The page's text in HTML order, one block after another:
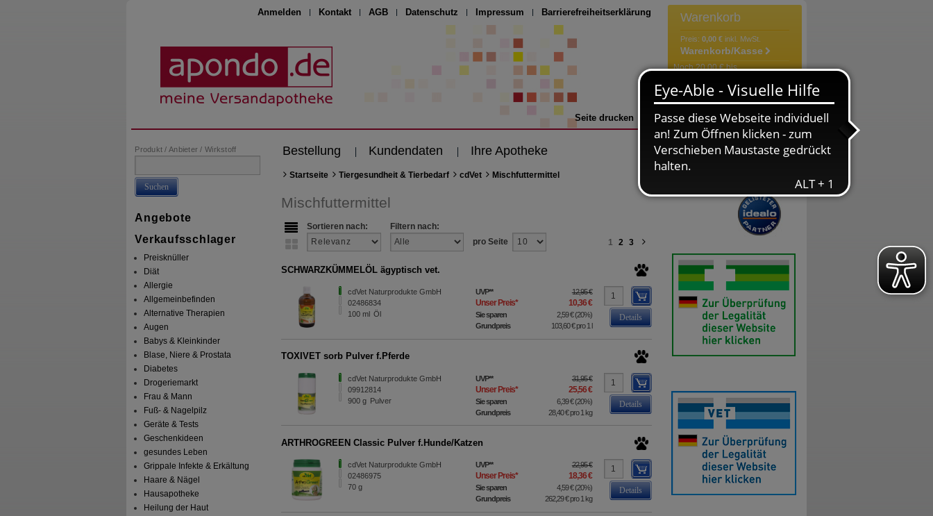
Anmelden Kontakt AGB Datenschutz Impressum Barrierefreiheitserklärung
Seite drucken
Warenkorb
Preis: 0,00 € inkl. MwSt.
Warenkorb/Kasse
Noch 20,00 € bis
Bestellung Kundendaten Ihre Apotheke
Produkt / Anbieter / Wirkstoff
Suchen
Angebote
Verkaufsschlager
Preisknüller
Diät
Allergie
Allgemeinbefinden
Alternative Therapien
Augen
Babys & Kleinkinder
Blase, Niere & Prostata
Diabetes
Drogeriemarkt
Frau & Mann
Fuß- & Nagelpilz
Geräte & Tests
Geschenkideen
gesundes Leben
Grippale Infekte & Erkältung
Haare & Nägel
Hausapotheke
Heilung der Haut
Startseite Tiergesundheit & Tierbedarf cdVet Mischfuttermittel
Mischfuttermittel
Sortieren nach:
Filtern nach:
pro Seite
1 2 3
SCHWARZKÜMMELÖL ägyptisch vet.
cdVet Naturprodukte GmbH
02486834
100 ml Öl
UVP** 12,95 €
Unser Preis* 10,36 €
Sie sparen 2,59 €(20%)
Grundpreis
103,60 €pro 1 l
Details
TOXIVET sorb Pulver f.Pferde
cdVet Naturprodukte GmbH
09912814
900g Pulver
UVP** 31,95 €
Unser Preis* 25,56 €
Sie sparen 6,39 €(20%)
Grundpreis
28,40 €pro 1 kg
Details
ARTHROGREEN Classic Pulver f.Hunde/Katzen
cdVet Naturprodukte GmbH
02486975
70g
UVP** 22,95 €
Unser Preis* 18,36 €
Sie sparen 4,59 €(20%)
Grundpreis
262,29 €pro 1 kg
Details
Bestellung
Versandkosten